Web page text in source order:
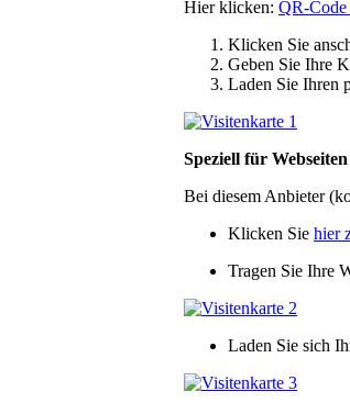
Hier klicken: QR-Code
Klicken Sie
Geben Sie Ihre
Laden Sie Ihren
Speziell für Webseiten
Bei diesem Anbieter
Klicken Sie hier
Tragen Sie Ihre
Laden Sie sich